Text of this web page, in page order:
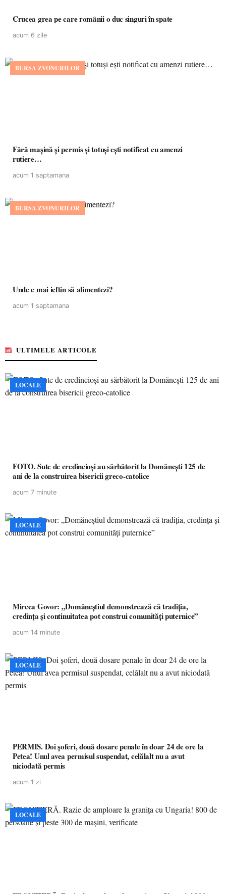
Crucea grea pe care românii o duc singuri în spate
acum 6 zile
BURSA ZVONURILOR
Fără mașină și permis și totuși ești notificat cu amenzi
rutiere…
acum 1 saptamana
BURSA ZVONURILOR
Unde e mai ieftin să alimentezi?
acum 1 saptamana
ULTIMELE ARTICOLE
LOCALE
FOTO. Sute de credincioși au sărbătorit la Domănești 125 de
ani de la construirea bisericii greco-catolice
acum 7 minute
LOCALE
Mircea Govor: „Domăneștiul demonstrează că tradiția,
credința și continuitatea pot construi comunități puternice”
acum 14 minute
LOCALE
PERMIS. Doi șoferi, două dosare penale în doar 24 de ore la
Petea! Unul avea permisul suspendat, celălalt nu a avut
niciodată permis
acum 1 zi
LOCALE